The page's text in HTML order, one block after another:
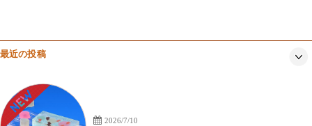
最近の投稿
2026/7/10